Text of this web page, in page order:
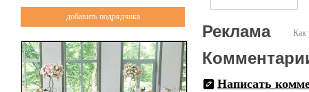
добавить подрядчика
Как
Реклама
Написать